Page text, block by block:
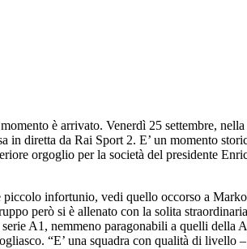
è arrivato. Venerdì 25 settembre,
diretta da Rai Sport 2. E’ un momento
orgoglio per la società del presidente
infortunio, vedi quello occorso a
però si è allenato con la solita
A1, nemmeno paragonabili a quelli della
“E’ una squadra con qualità di livello